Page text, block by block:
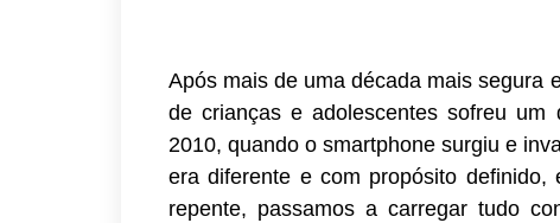
Após mais de uma década mais segura
de crianças e adolescentes sofreu
2010, quando o smartphone surgiu e
era diferente e com propósito
repente, passamos a carregar tudo